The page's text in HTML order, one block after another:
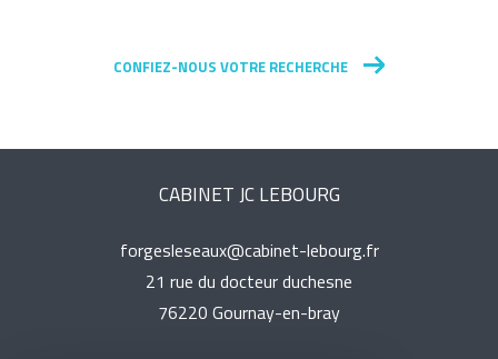
CONFIEZ-NOUS VOTRE RECHERCHE
CABINET JC LEBOURG
forgesleseaux@cabinet-lebourg.fr
21 rue du docteur duchesne
76220
gournay-en-bray